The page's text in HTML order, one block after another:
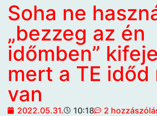
Soha ne
„bezzeg az én
időmben”
mert a TE időd
van
2022.05.31. 10:18 2